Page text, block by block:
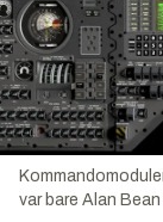
var bare Alan